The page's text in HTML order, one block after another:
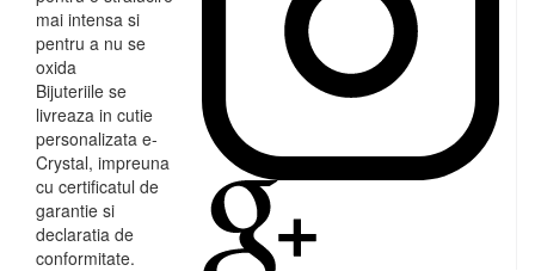
mai intensa si
pentru a nu se
oxida
Bijuteriile se
livreaza in cutie
personalizata e-
Crystal, impreuna
cu certificatul de
garantie si
declaratia de
conformitate.